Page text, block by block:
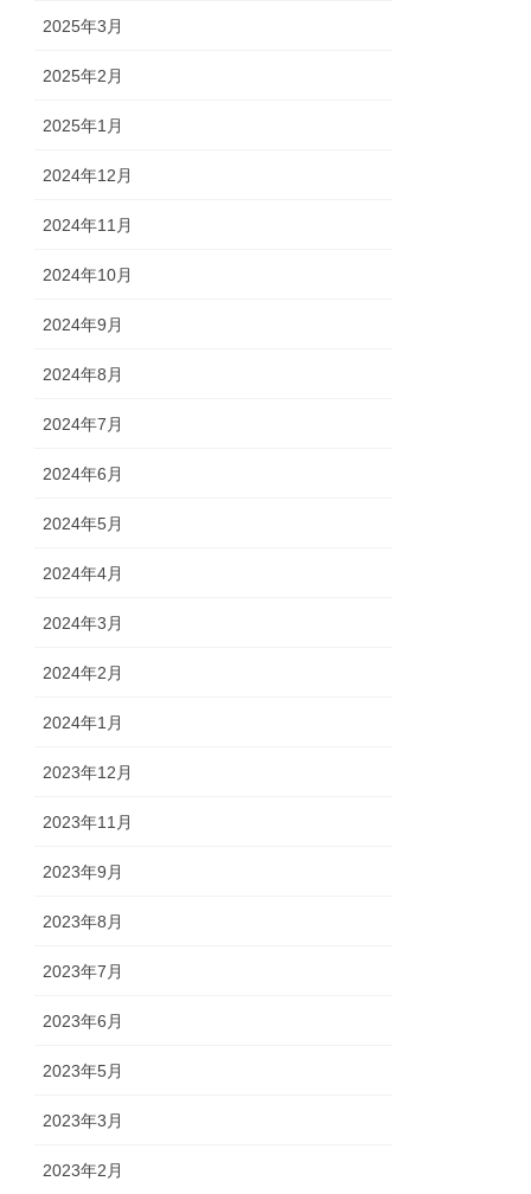
2025年3月
2025年2月
2025年1月
2024年12月
2024年11月
2024年10月
2024年9月
2024年8月
2024年7月
2024年6月
2024年5月
2024年4月
2024年3月
2024年2月
2024年1月
2023年12月
2023年11月
2023年9月
2023年8月
2023年7月
2023年6月
2023年5月
2023年3月
2023年2月